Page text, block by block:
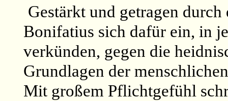
Gestärkt und getragen durch
Bonifatius sich dafür ein, in
verkünden, gegen die
Grundlagen der
Mit großem Pflichtgefühl